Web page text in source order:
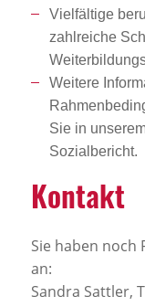
Vielfältige
zahlreiche
Weitere
Sie in
Sozialbericht.
Kontakt
Sie haben noch
an:
Sandra Sattler,